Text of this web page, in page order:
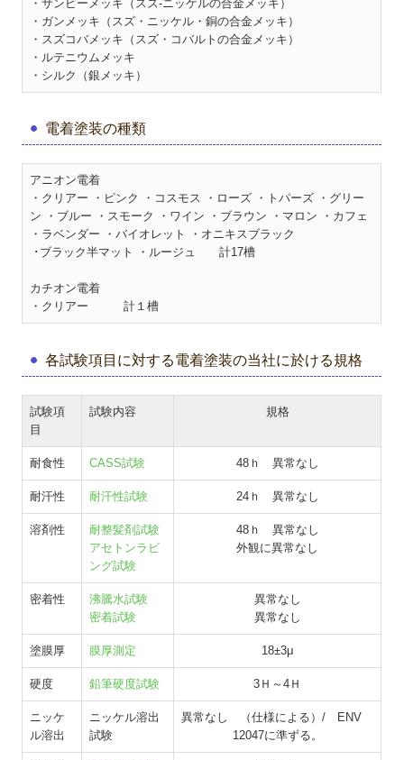
・サンピーメッキ（スズ-ニッケルの合金メッキ）
・ガンメッキ（スズ・ニッケル・銅の合金メッキ）
・スズコバメッキ（スズ・コバルトの合金メッキ）
・ルテニウムメッキ
・シルク（銀メッキ）
電着塗装の種類
アニオン電着
・クリアー ・ピンク ・コスモス ・ローズ ・トパーズ ・グリー
ン ・ブルー ・スモーク ・ワイン ・ブラウン ・マロン ・カフェ
・ラベンダー ・バイオレット ・オニキスブラック
･ブラック半マット ・ルージュ 計17槽
カチオン電着
・クリアー 計１槽
各試験項目に対する電着塗装の当社に於ける規格
試験項
目
試験内容 規格
耐食性 CASS試験 48ｈ 異常なし
耐汗性 耐汗性試験 24ｈ 異常なし
溶剤性
耐整髪剤試験
アセトンラビ
ング試験
48ｈ 異常なし
外観に異常なし
密着性
沸騰水試験
密着試験
異常なし
異常なし
塗膜厚 膜厚測定 18±3μ
硬度 鉛筆硬度試験 3Ｈ～4Ｈ
ニッケ
ル溶出
ニッケル溶出
試験
異常なし （仕様による）/ ENV
12047に準ずる。